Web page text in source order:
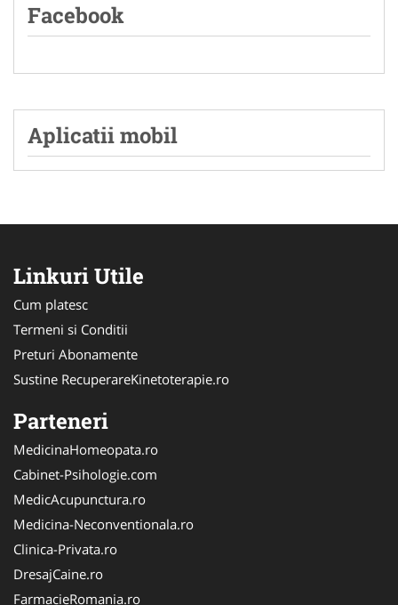
Facebook
Aplicatii mobil
Linkuri Utile
Cum platesc
Termeni si Conditii
Preturi Abonamente
Sustine RecuperareKinetoterapie.ro
Parteneri
MedicinaHomeopata.ro
Cabinet-Psihologie.com
MedicAcupunctura.ro
Medicina-Neconventionala.ro
Clinica-Privata.ro
DresajCaine.ro
FarmacieRomania.ro